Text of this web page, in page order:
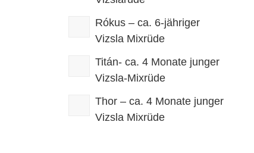
Rókus – ca. 6-jähriger
Vizsla Mixrüde
Titán- ca. 4 Monate junger
Vizsla-Mixrüde
Thor – ca. 4 Monate junger
Vizsla Mixrüde